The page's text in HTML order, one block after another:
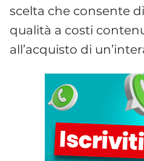
scelta che consente
qualità a costi
all’acquisto di